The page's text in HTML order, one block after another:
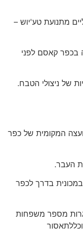
מתנועת טע'יוש –
בכפר קאסם לפני
של ניצולי הטבח.
המקומית של כפר
העבר.
בדרך לכפר
מספר משפחות